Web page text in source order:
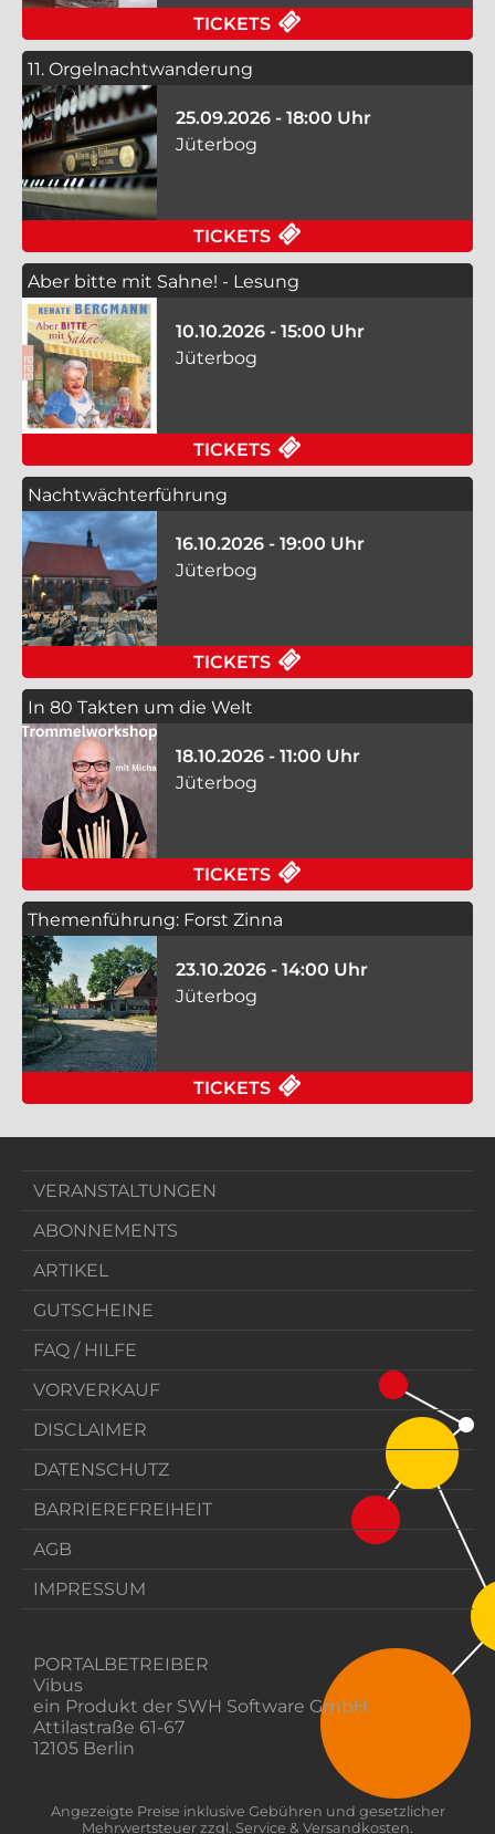
TICKETS
11. Orgelnachtwanderung
25.09.2026 - 18:00 Uhr
Jüterbog
TICKETS
Aber bitte mit Sahne! - Lesung
10.10.2026 - 15:00 Uhr
Jüterbog
TICKETS
Nachtwächterführung
16.10.2026 - 19:00 Uhr
Jüterbog
TICKETS
In 80 Takten um die Welt
18.10.2026 - 11:00 Uhr
Jüterbog
TICKETS
Themenführung: Forst Zinna
23.10.2026 - 14:00 Uhr
Jüterbog
TICKETS
VERANSTALTUNGEN
ABONNEMENTS
ARTIKEL
GUTSCHEINE
FAQ / HILFE
VORVERKAUF
DISCLAIMER
DATENSCHUTZ
BARRIEREFREIHEIT
AGB
IMPRESSUM
PORTALBETREIBER
Vibus
ein Produkt der SWH Software GmbH
Attilastraße 61-67
12105 Berlin
Angezeigte Preise inklusive Gebühren und gesetzlicher
Mehrwertsteuer zzgl. Service & Versandkosten.